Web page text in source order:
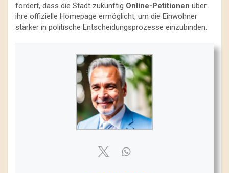
fordert, dass die Stadt zukünftig Online-Petitionen über
ihre offizielle Homepage ermöglicht, um die Einwohner
stärker in politische Entscheidungsprozesse einzubinden.